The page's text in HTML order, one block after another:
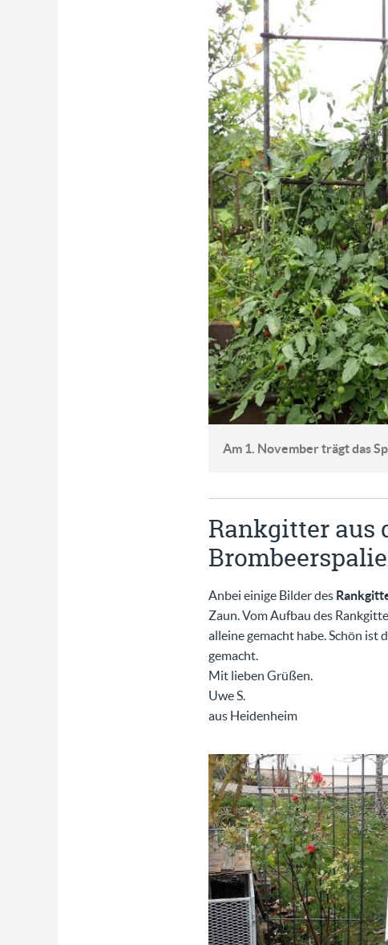
Am 1. November trägt das
Rankgitter aus
Anbei einige Bilder des
Zaun. Vom Aufbau des
alleine gemacht habe. Schön
gemacht.
Mit lieben Grüßen.
Uwe S.
aus Heidenheim